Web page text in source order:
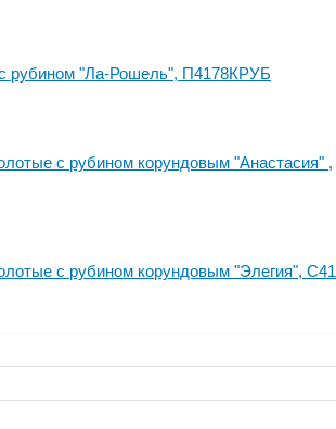
рубином "Ла-Рошель", П4178КРУБ
с рубином корундовым "Анастасия" ,
с рубином корундовым "Элегия",